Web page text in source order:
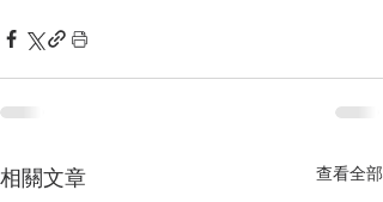
相關文章 查看全部